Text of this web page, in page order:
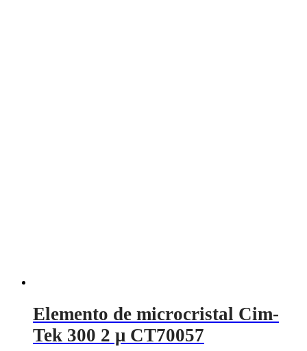
Elemento de microcristal Cim-
Tek 300 2 μ CT70057